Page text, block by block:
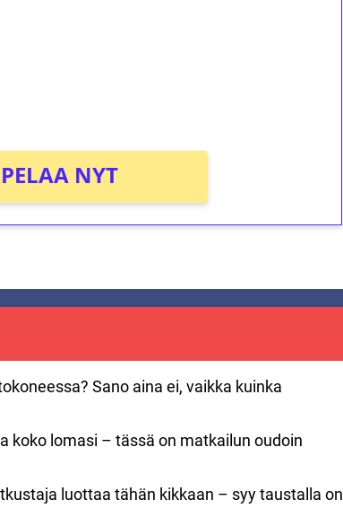
PELAA NYT
Sano aina ei, vaikka kuinka
koko lomasi – tässä on matkailun oudoin
luottaa tähän kikkaan – syy taustalla on